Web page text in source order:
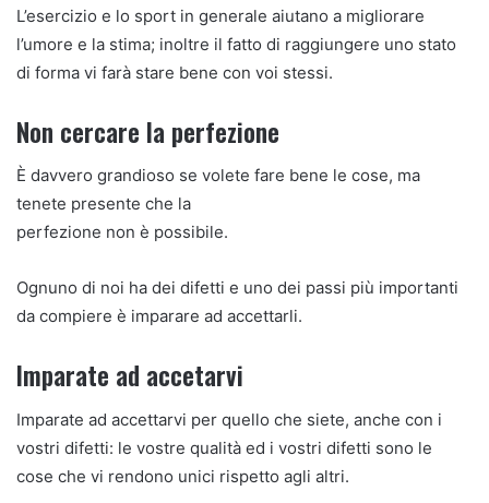
L’esercizio e lo sport in generale aiutano a migliorare
l’umore e la stima; inoltre il fatto di raggiungere uno stato
di forma vi farà stare bene con voi stessi.
Non cercare la perfezione
È davvero grandioso se volete fare bene le cose, ma
tenete presente che la
perfezione non è possibile.
Ognuno di noi ha dei difetti e uno dei passi più importanti
da compiere è imparare ad accettarli.
Imparate ad accetarvi
Imparate ad accettarvi per quello che siete, anche con i
vostri difetti: le vostre qualità ed i vostri difetti sono le
cose che vi rendono unici rispetto agli altri.